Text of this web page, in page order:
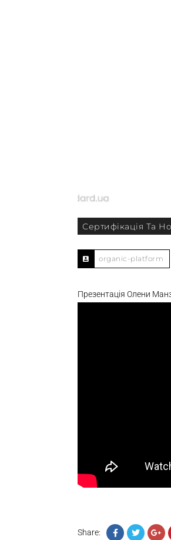
Сертифікація Та
organic-platform
Презентація Олени
Share: